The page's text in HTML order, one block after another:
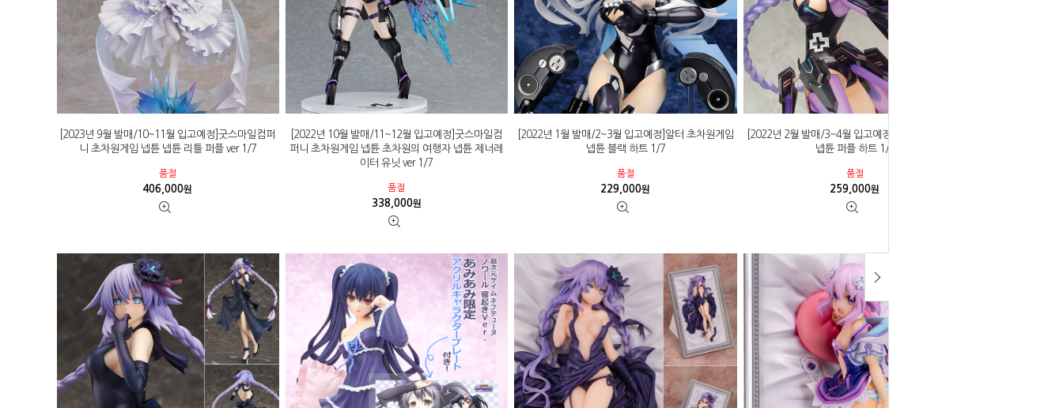
[2023년 9월 발매/10~11월 입고예정]굿스마일컴퍼
니 초차원게임 넵튠 넵튠 리틀 퍼플 ver 1/7
품절
406,000원
[2022년 10월 발매/11~12월 입고예정]굿스마일컴
퍼니 초차원게임 넵튠 초차원의 여행자 넵튠 제너레
이터 유닛 ver 1/7
품절
338,000원
[2022년 1월 발매/2~3월 입고예정]알터 초차원게임
넵튠 블랙 하트 1/7
품절
229,000원
[2022년 2월 발매/3~4월 입고예정]알터 초차원게임
넵튠 퍼플 하트 1/7
품절
259,000원